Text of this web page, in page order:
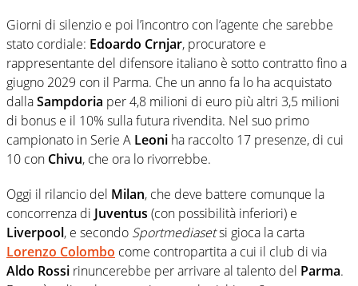
Giorni di silenzio e poi l’incontro con l’agente che sarebbe
stato cordiale: Edoardo Crnjar, procuratore e
rappresentante del difensore italiano è sotto contratto fino a
giugno 2029 con il Parma. Che un anno fa lo ha acquistato
dallaSampdoria per 4,8 milioni di euro più altri 3,5 milioni
di bonus e il 10% sulla futura rivendita. Nel suo primo
campionato in Serie A Leoni ha raccolto 17 presenze, di cui
10 con Chivu, che ora lo rivorrebbe.
Oggi il rilancio del Milan, che deve battere comunque la
concorrenza di Juventus (con possibilità inferiori) e
Liverpool, e secondo Sportmediasetsi gioca la carta
Lorenzo Colombo come contropartita a cui il club di via
Aldo Rossi rinuncerebbe per arrivare al talento del Parma.